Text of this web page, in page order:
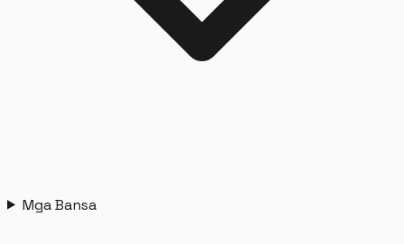
Mga Bansa